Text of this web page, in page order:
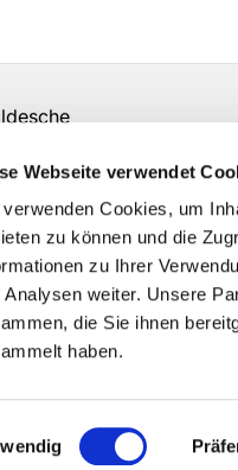
Webseite verwendet
Cookies, um
zu können und die
zu Ihrer
Analysen weiter. Unsere
die Sie ihnen
haben.